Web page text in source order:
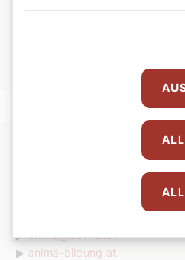
Informationen zu den
▶anima@edw.or.at
▶ anima-bildung.at